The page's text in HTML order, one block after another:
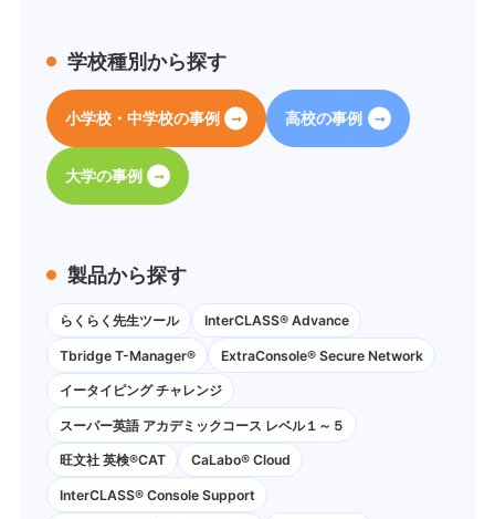
学校種別から探す
小学校・中学校の事例 高校の事例
大学の事例
製品から探す
らくらく先生ツール InterCLASS® Advance
Tbridge T-Manager® ExtraConsole® Secure Network
イータイピング チャレンジ
スーパー英語 アカデミックコース レベル１～５
旺文社 英検®CAT CaLabo®︎ Cloud
InterCLASS®︎ Console Support